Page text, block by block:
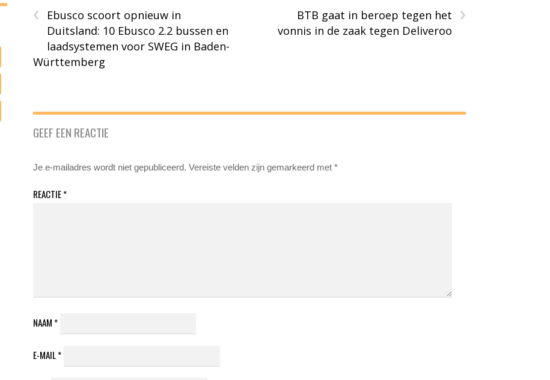
‹
Ebusco scoort opnieuw in
Duitsland: 10 Ebusco 2.2 bussen en
laadsystemen voor SWEG in Baden-
Württemberg
›
BTB gaat in beroep tegen het
vonnis in de zaak tegen Deliveroo
GEEF EEN REACTIE
Je e-mailadres wordt niet gepubliceerd. Vereiste velden zijn gemarkeerd met*
REACTIE*
NAAM *
E-MAIL*